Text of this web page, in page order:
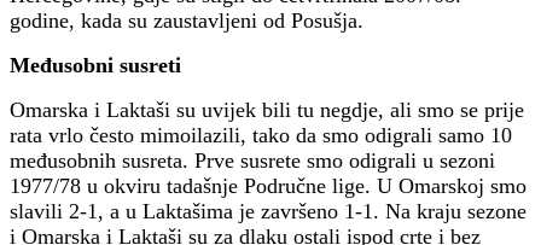
godine, kada su zaustavljeni od Posušja.
Međusobni susreti
Omarska i Laktaši su uvijek bili tu negdje, ali smo se prije
rata vrlo često mimoilazili, tako da smo odigrali samo 10
međusobnih susreta. Prve susrete smo odigrali u sezoni
1977/78 u okviru tadašnje Područne lige. U Omarskoj smo
slavili 2-1, a u Laktašima je završeno 1-1. Na kraju sezone
i Omarska i Laktaši su za dlaku ostali ispod crte i bez